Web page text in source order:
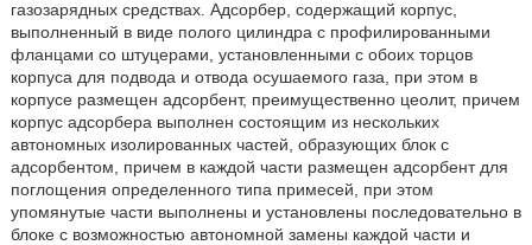
газозарядных средствах. Адсорбер, содержащий корпус,
выполненный в виде полого цилиндра с профилированными
фланцами со штуцерами, установленными с обоих торцов
корпуса для подвода и отвода осушаемого газа, при этом в
корпусе размещен адсорбент, преимущественно цеолит, причем
корпус адсорбера выполнен состоящим из нескольких
автономных изолированных частей, образующих блок с
адсорбентом, причем в каждой части размещен адсорбент для
поглощения определенного типа примесей, при этом
упомянутые части выполнены и установлены последовательно в
блоке с возможностью автономной замены каждой части и